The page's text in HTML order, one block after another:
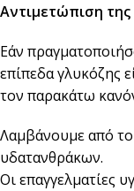
Αντιμετώπιση της
Εάν
επίπεδα γλυκόζης
τον παρακάτω
Λαμβάνουμε από
υδατανθράκων.
Οι επαγγελματίες